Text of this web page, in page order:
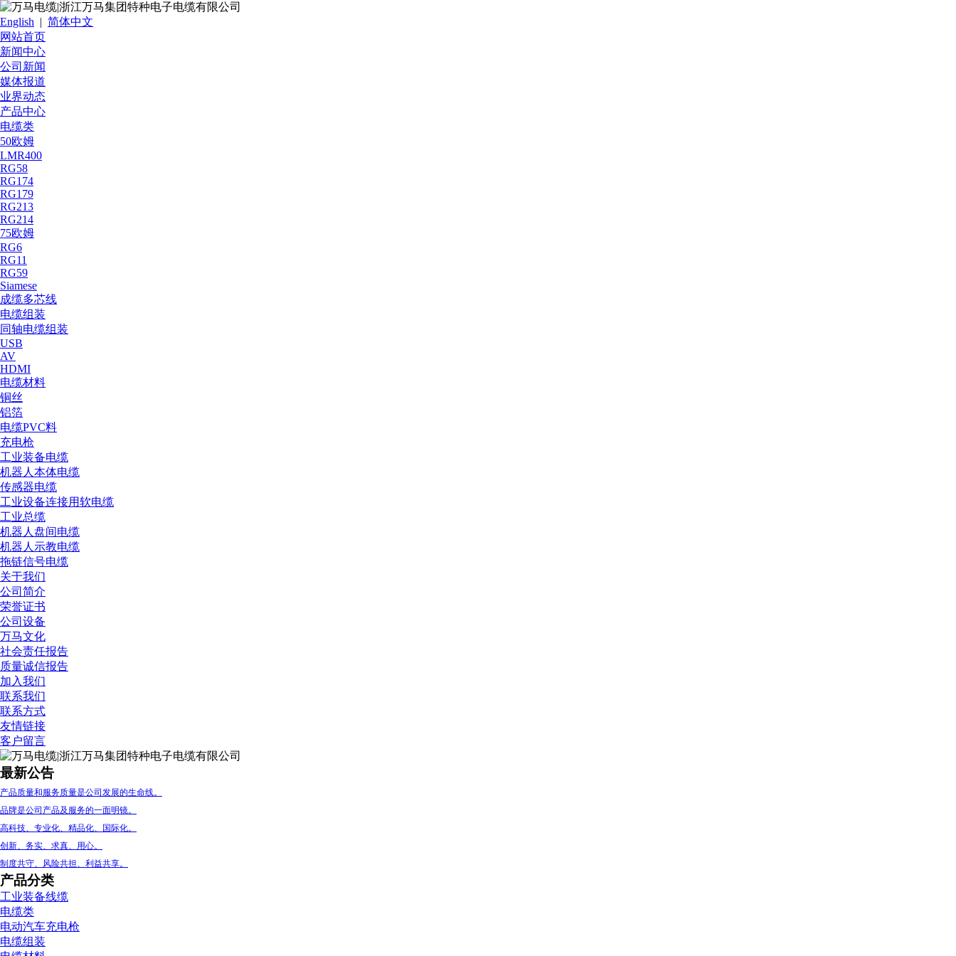
English | 简体中文
网站首页
新闻中心
公司新闻
媒体报道
业界动态
产品中心
电缆类
50欧姆
LMR400
RG58
RG174
RG179
RG213
RG214
75欧姆
RG6
RG11
RG59
Siamese
成缆多芯线
电缆组装
同轴电缆组装
USB
AV
HDMI
电缆材料
铜丝
铝箔
电缆PVC料
充电枪
工业装备电缆
机器人本体电缆
传感器电缆
工业设备连接用软电缆
工业总缆
机器人盘间电缆
机器人示教电缆
拖链信号电缆
关于我们
公司简介
荣誉证书
公司设备
万马文化
社会责任报告
质量诚信报告
加入我们
联系我们
联系方式
友情链接
客户留言
最新公告
最新公告
我们坚持回报社会，奉献爱心。
产品的不断创新是持续发展的轨迹和标志。
产品质量和服务质量是公司发展的生命线。
品牌是公司产品及服务的一面明镜。
高科技、专业化、精品化、国际化。
创新、务实、求真、用心。
制度共守、风险共担、利益共享。
最新公告
我们坚持回报社会，奉献爱心。
产品的不断创新是持续发展的轨迹和标志。
产品质量和服务质量是公司发展的生命线。
品牌是公司产品及服务的一面明镜。
产品分类
工业装备线缆
电缆类
电动汽车充电枪
电缆组装